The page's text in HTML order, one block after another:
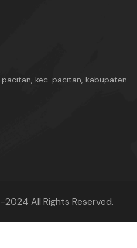
pacitan, kec. pacitan, kabupaten
2024 All Rights Reserved.